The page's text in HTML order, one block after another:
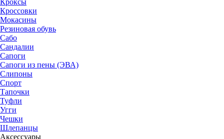
Кроксы
Кроссовки
Мокасины
Резиновая обувь
Сабо
Сандалии
Сапоги
Сапоги из пены (ЭВА)
Слипоны
Спорт
Тапочки
Туфли
Угги
Чешки
Шлепанцы
Аксессуары